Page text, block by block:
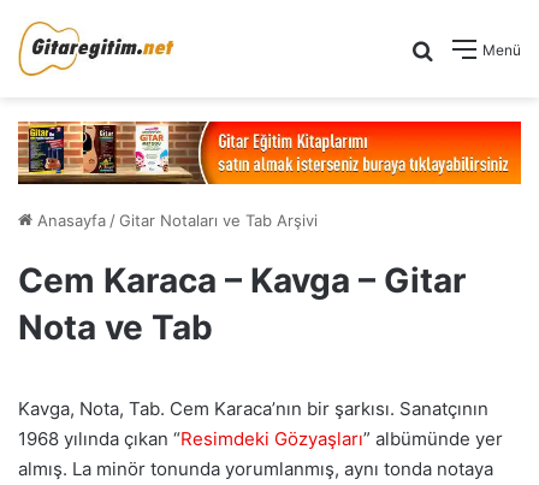
Menü
Arama yap
Anasayfa /Gitar Notaları ve Tab Arşivi
Cem Karaca – Kavga – Gitar
Nota ve Tab
Kavga, Nota, Tab. Cem Karaca’nın bir şarkısı. Sanatçının
1968 yılında çıkan “Resimdeki Gözyaşları” albümünde yer
almış. La minör tonunda yorumlanmış, aynı tonda notaya